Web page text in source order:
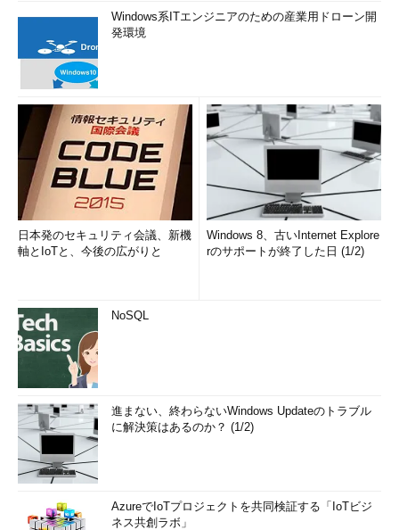
Windows系ITエンジニアのための産業用ドローン開
発環境
日本発のセキュリティ会議、新機
軸とIoTと、今後の広がりと
Windows 8、古いInternet Explore
rのサポートが終了した日 (1/2)
NoSQL
進まない、終わらないWindows Updateのトラブル
に解決策はあるのか？ (1/2)
AzureでIoTプロジェクトを共同検証する「IoTビジ
ネス共創ラボ」